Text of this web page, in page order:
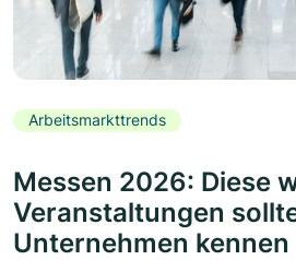
Arbeitsmarkttrends
Messen 2026: Diese
Veranstaltungen
Unternehmen kennen